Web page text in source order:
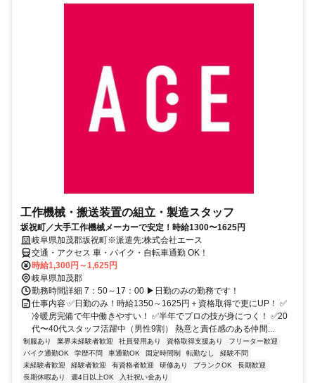
工作機械・搬送装置の組立・製造スタッフ
坂祝町／大手工作機械メーカーで安定！時給1300〜1625円
岐阜県加茂郡坂祝町※派遣先:株式会社エース
交通・アクセス 車・バイク・自転車通勤 OK！
時給1,300円～1,625円
岐阜県加茂郡
勤務時間詳細 7：50～17：00 ▶日勤のみの勤務です！
仕事内容 ✅日勤のみ！時給1350～1625円＋資格取得で更にUP！ ✅
冷暖房完備で年中働きやすい！ ✅半年でプロの技が身につく！ ✅20
代〜40代スタッフ活躍中（男性9割） 熱意と責任感のある仲間...
制服あり 業界未経験者歓迎 社員登用あり 資格取得支援あり
フリーター歓迎
バイク通勤OK
学歴不問 車通勤OK 固定時間制 転勤なし
経験不問
未経験者歓迎
経験者歓迎 有資格者歓迎 研修あり ブランクOK
長期歓迎
長期休暇あり
週4日以上OK 入社祝い金あり